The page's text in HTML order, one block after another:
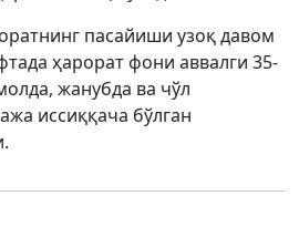
пасайиши узоқ давом
ҳарорат фони аввалги 35-
жанубда ва чўл
иссиққача бўлган